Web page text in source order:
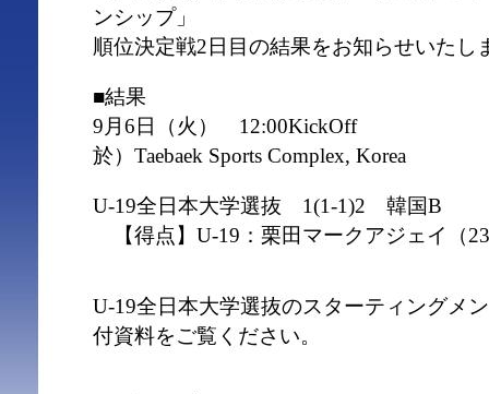
ンシップ」
順位決定戦2日目の結果をお知らせいたし
■結果
9月6日（火） 12:00KickOff
於）Taebaek Sports Complex, Korea
U-19全日本大学選抜 1(1-1)2 韓国B
【得点】U-19：栗田マークアジェイ（
U-19全日本大学選抜のスターティングメ
付資料をご覧ください。